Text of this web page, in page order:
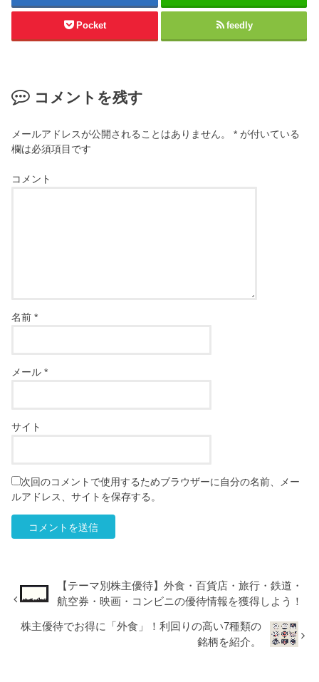
Pocket feedly
コメントを残す
メールアドレスが公開されることはありません。 * が付いている
欄は必須項目です
コメント
名前*
メール*
サイト
次回のコメントで使用するためブラウザーに自分の名前、メー
ルアドレス、サイトを保存する。
【テーマ別株主優待】外食・百貨店・旅行・鉄道・
航空券・映画・コンビニの優待情報を獲得しよう！
株主優待でお得に「外食」！利回りの高い7種類の
銘柄を紹介。